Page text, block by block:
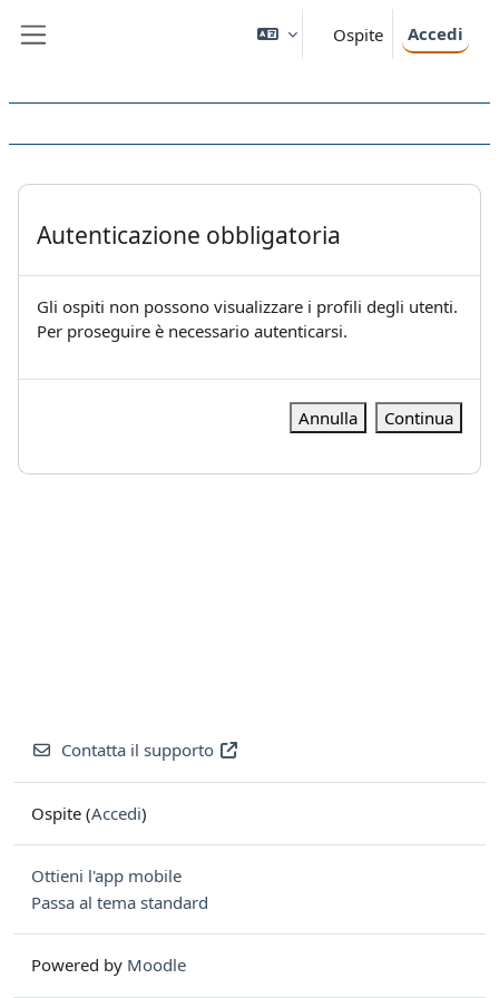
Ospite Accedi
Autenticazione obbligatoria
Gli ospiti non possono visualizzare i profili degli utenti.
Per proseguire è necessario autenticarsi.
Annulla Continua
Contatta il supporto
Ospite (Accedi)
Ottieni l'app mobile
Passa al tema standard
Powered by Moodle